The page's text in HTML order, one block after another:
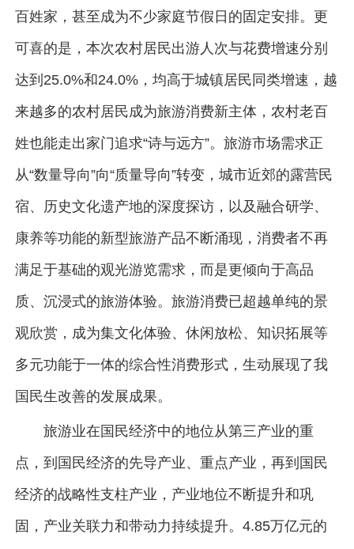
百姓家，甚至成为不少家庭节假日的固定安排。更
可喜的是，本次农村居民出游人次与花费增速分别
达到25.0%和24.0%，均高于城镇居民同类增速，越
来越多的农村居民成为旅游消费新主体，农村老百
姓也能走出家门追求“诗与远方”。旅游市场需求正
从“数量导向”向“质量导向”转变，城市近郊的露营民
宿、历史文化遗产地的深度探访，以及融合研学、
康养等功能的新型旅游产品不断涌现，消费者不再
满足于基础的观光游览需求，而是更倾向于高品
质、沉浸式的旅游体验。旅游消费已超越单纯的景
观欣赏，成为集文化体验、休闲放松、知识拓展等
多元功能于一体的综合性消费形式，生动展现了我
国民生改善的发展成果。
旅游业在国民经济中的地位从第三产业的重
点，到国民经济的先导产业、重点产业，再到国民
经济的战略性支柱产业，产业地位不断提升和巩
固，产业关联力和带动力持续提升。4.85万亿元的